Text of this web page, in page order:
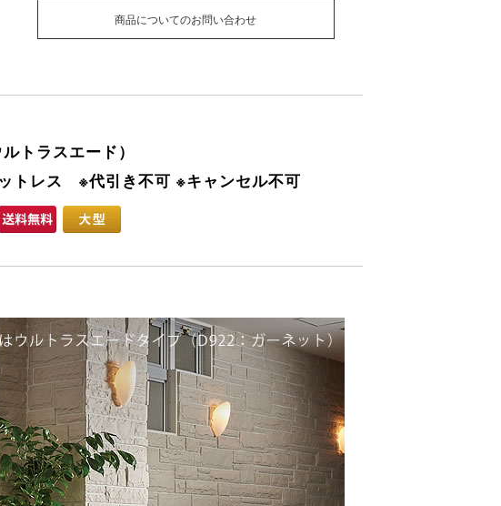
商品についてのお問い合わせ
トラスエード）
トレス ※代引き不可 ※キャンセル不可